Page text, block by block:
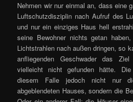
Nehmen wir nur einmal an, dass eine
Luftschutzdisziplin nach Aufruf des
und nur ein einziges Haus hell
seine Bewohner nichts getan
Lichtstrahlen nach außen dringen, so
anfliegenden Geschwader das
vielleicht nicht gefunden hätte.
diesem Falle jedoch nicht nur
abgeblendeten Hauses, sondern die